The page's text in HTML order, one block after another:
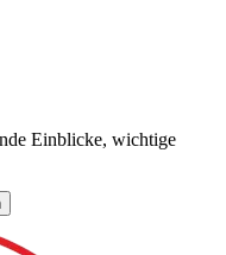
Einblicke, wichtige